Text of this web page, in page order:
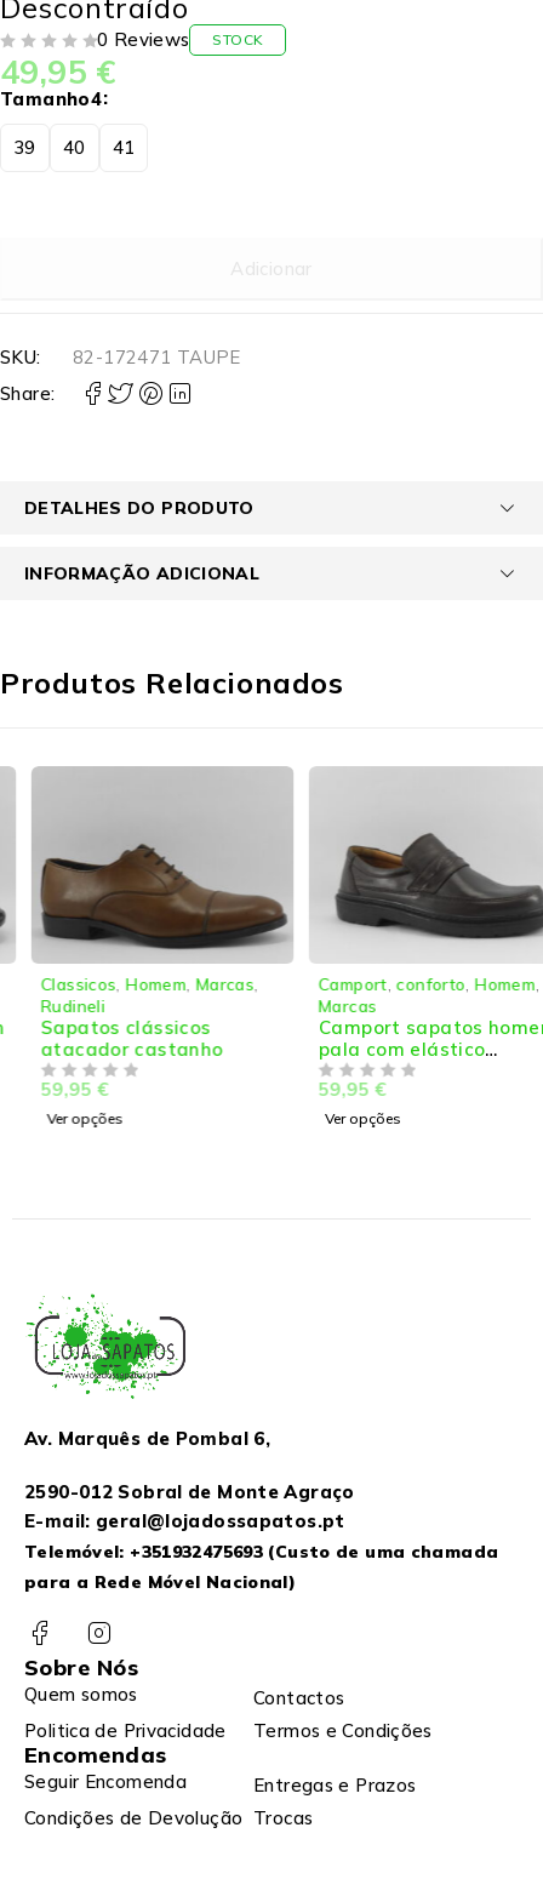
Descontraído
0 Reviews STOCK
49,95 €
Tamanho4
39 40 41
Adicionar
SKU:
82-172471 TAUPE
Share:
DETALHES DO PRODUTO
INFORMAÇÃO ADICIONAL
Produtos Relacionados
Classicos,Homem,Marcas,
Rudineli
Sapatos clássicos
atacador castanho
59,95€
Ver opções
Camport,conforto,Homem,
Marcas
Camport sapatos homem
pala com elástico
conforto
59,95€
Ver opções
Av. Marquês de Pombal 6,
2590-012 Sobral de Monte Agraço
E-mail: geral@lojadossapatos.pt
Telemóvel: +351932475693 (Custo de uma chamada
para a Rede Móvel Nacional)
Sobre Nós
Quem somos
Contactos
Politica de Privacidade
Termos e Condições
Encomendas
Seguir Encomenda
Entregas e Prazos
Condições de Devolução Trocas